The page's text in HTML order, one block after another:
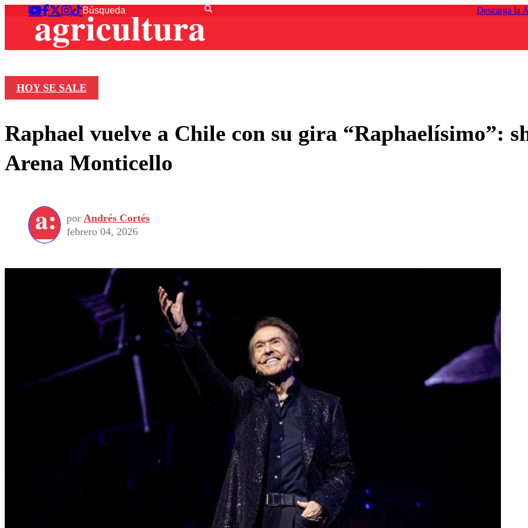
Descarga la
HOY SE SALE
Raphael vuelve a Chile con su gira “Raphaelísimo”:
Arena Monticello
por Andrés Cortés
febrero 04, 2026